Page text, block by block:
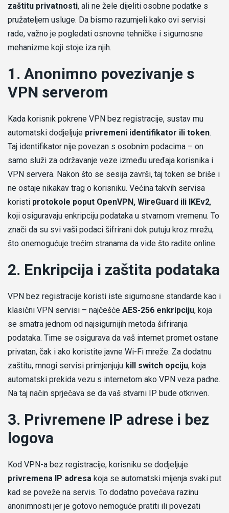
zaštitu privatnosti, ali ne žele dijeliti osobne podatke s
pružateljem usluge. Da bismo razumjeli kako ovi servisi
rade, važno je pogledati osnovne tehničke i sigurnosne
mehanizme koji stoje iza njih.
1. Anonimno povezivanje s
VPN serverom
Kada korisnik pokrene VPN bez registracije, sustav mu
automatski dodjeljuje privremeni identifikator ili token.
Taj identifikator nije povezan s osobnim podacima – on
samo služi za održavanje veze između uređaja korisnika i
VPN servera. Nakon što se sesija završi, taj token se briše i
ne ostaje nikakav trag o korisniku. Većina takvih servisa
koristi protokole poput OpenVPN, WireGuard ili IKEv2,
koji osiguravaju enkripciju podataka u stvarnom vremenu. To
znači da su svi vaši podaci šifrirani dok putuju kroz mrežu,
što onemogućuje trećim stranama da vide što radite online.
2. Enkripcija i zaštita podataka
VPN bez registracije koristi iste sigurnosne standarde kao i
klasični VPN servisi – najčešće AES-256 enkripciju, koja
se smatra jednom od najsigurnijih metoda šifriranja
podataka. Time se osigurava da vaš internet promet ostane
privatan, čak i ako koristite javne Wi-Fi mreže. Za dodatnu
zaštitu, mnogi servisi primjenjuju kill switch opciju, koja
automatski prekida vezu s internetom ako VPN veza padne.
Na taj način sprječava se da vaš stvarni IP bude otkriven.
3. Privremene IP adrese i bez
logova
Kod VPN-a bez registracije, korisniku se dodjeljuje
privremena IP adresa koja se automatski mijenja svaki put
kad se poveže na servis. To dodatno povećava razinu
anonimnosti jer je gotovo nemoguće pratiti ili povezati